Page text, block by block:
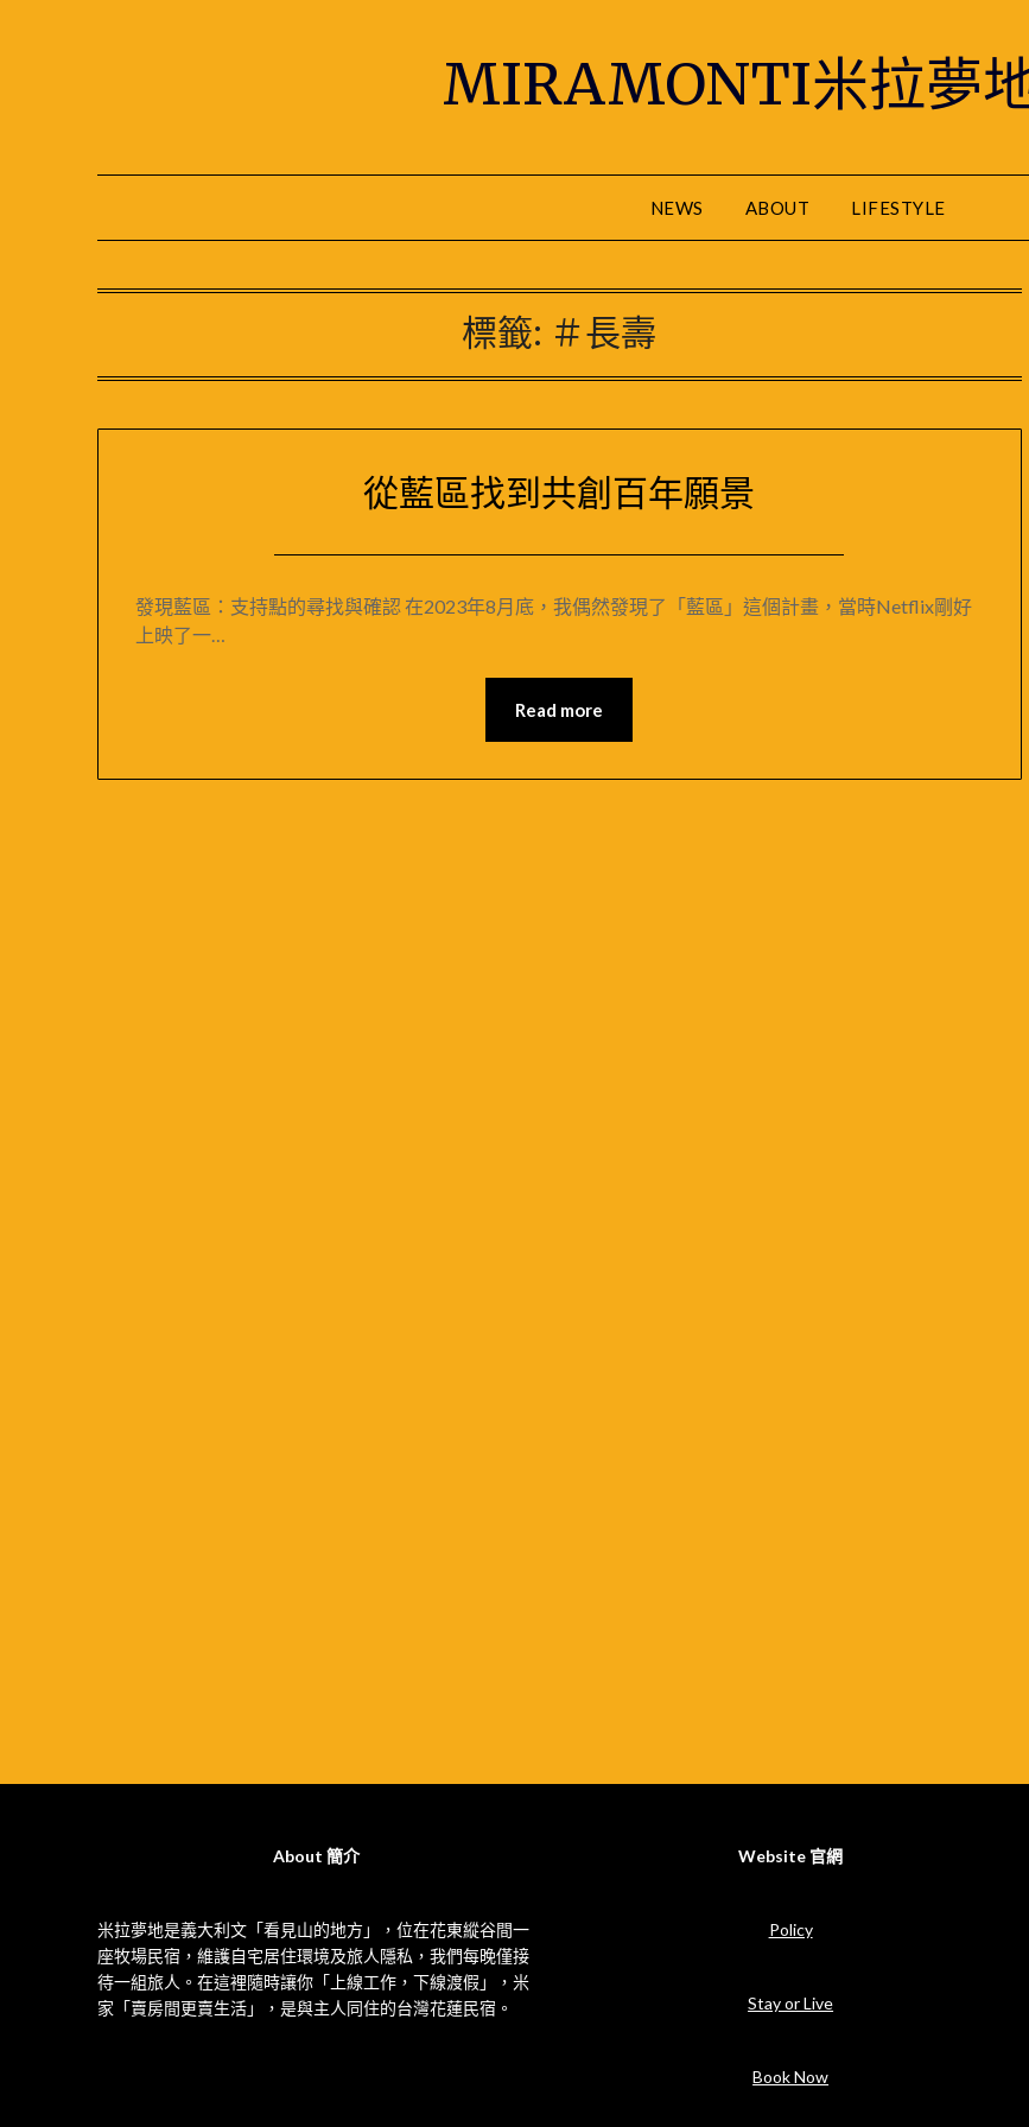
MIRAMONTI米拉夢
NEWS ABOUT LIFESTYLE
標籤: ＃長壽
從藍區找到共創百年願景
on
米
發現藍區：支持點的尋找與確認 在2023年8月底，我偶然發現了「藍區」這個計畫，當時Netflix剛好
上映了一…
Read more
About 簡介
米拉夢地是義大利文「看見山的地方」，位在花東縱谷間一
座牧場民宿，維護自宅居住環境及旅人隱私，我們每晚僅接
待一組旅人。在這裡隨時讓你「上線工作，下線渡假」，米
家「賣房間更賣生活」，是與主人同住的台灣花蓮民宿。
Website 官網
Policy
Stay or Live
Book Now